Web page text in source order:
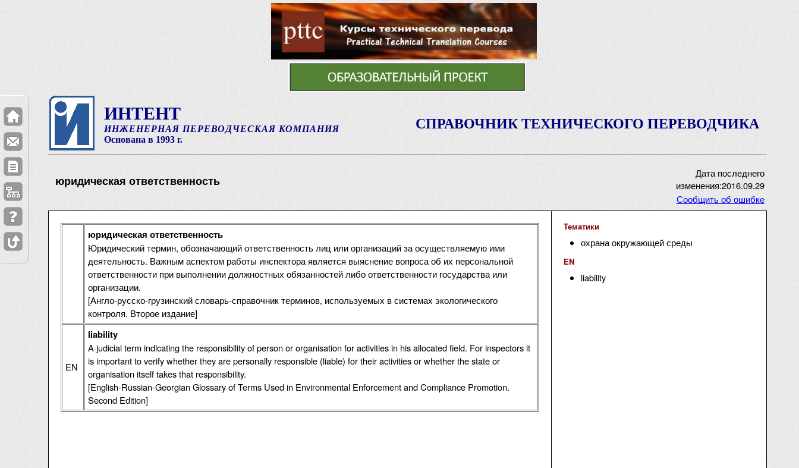
ИНТЕНТ
ИНЖЕНЕРНАЯ ПЕРЕВОДЧЕСКАЯ КОМПАНИЯ
Основана в 1993 г.
СПРАВОЧНИК ТЕХНИЧЕСКОГО ПЕРЕВОДЧИКА
юридическая ответственность
Дата последнего
изменения:2016.09.29
Сообщить об ошибке
юридическая ответственность
Юридический термин, обозначающий ответственность лиц или организаций за осуществляемую ими
деятельность. Важным аспектом работы инспектора является выяснение вопроса об их персональной
ответственности при выполнении должностных обязанностей либо ответственности государства или
организации.
[Англо-русско-грузинский словарь-справочник терминов, используемых в системах экологического
контроля. Второе издание]
EN
liability
A judicial term indicating the responsibility of person or organisation for activities in his allocated field. For inspectors it
is important to verify whether they are personally responsible (liable) for their activities or whether the state or
organisation itself takes that responsibility.
[English-Russian-Georgian Glossary of Terms Used in Environmental Enforcement and Compliance Promotion.
Second Edition]
Тематики
охрана окружающей среды
EN
liability